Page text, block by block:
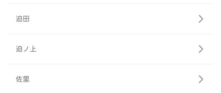
迫田
迫ノ上
佐里